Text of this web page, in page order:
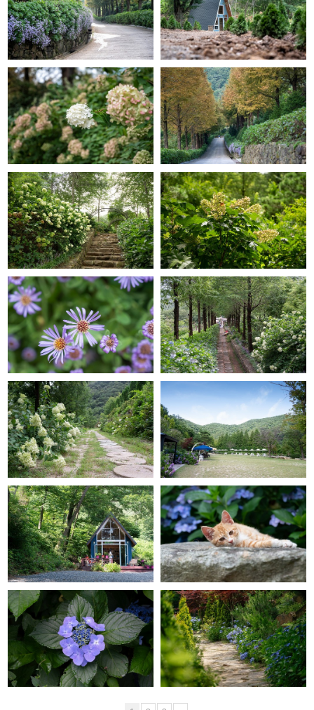
GRACE GARDEN GRACE GARDEN
GRACE GARDEN GRACE GARDEN
GRACE GARDEN GRACE GARDEN
GRACE GARDEN GRACE GARDEN
GRACE GARDEN GRACE GARDEN
GRACE GARDEN GRACE GARDEN
GRACE GARDEN GRACE GARDEN